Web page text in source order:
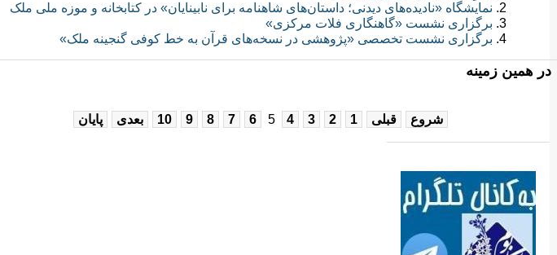
نمایشگاه «نادیده‌های دیدنی؛ داستان‌های شاهنامه برای نابینایان» در کتابخانه و موزه ملی ملک
برگزاری نشست «گاهنگاری فلات مرکزی»
برگزاری نشست تخصصی «پژوهشی در نسخه‌های قرآن به خط کوفی گنجینه ملک»
شروع قبلی 1
2
3
4
5
6
7
8
9
10 بعدی پایان
در همین زمینه